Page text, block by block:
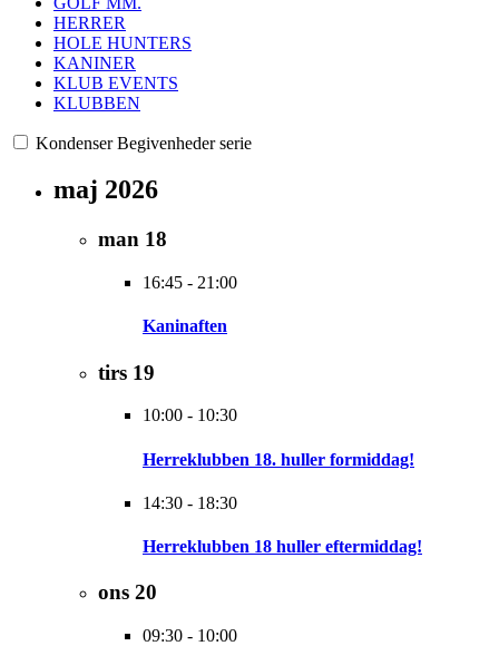
HERRER
HOLE HUNTERS
KANINER
KLUB EVENTS
KLUBBEN
Kondenser Begivenheder serie
maj 2026
man 18
16:45 - 21:00
Kaninaften
tirs 19
10:00 - 10:30
Herreklubben 18. huller formiddag!
14:30 - 18:30
Herreklubben 18 huller eftermiddag!
ons 20
09:30 - 10:00